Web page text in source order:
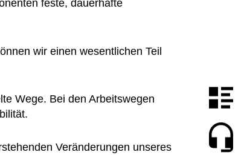
feste, dauerhafte
wir einen wesentlichen Teil
Wege. Bei den Arbeitswegen
Veränderungen unseres